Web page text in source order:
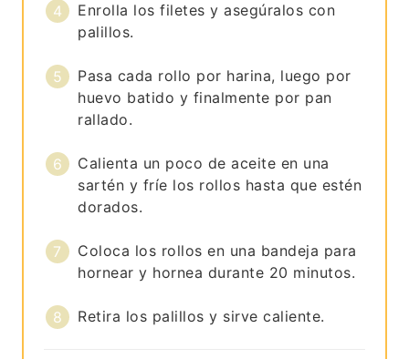
Enrolla los filetes y asegúralos con
palillos.
Pasa cada rollo por harina, luego por
huevo batido y finalmente por pan
rallado.
Calienta un poco de aceite en una
sartén y fríe los rollos hasta que estén
dorados.
Coloca los rollos en una bandeja para
hornear y hornea durante 20 minutos.
Retira los palillos y sirve caliente.